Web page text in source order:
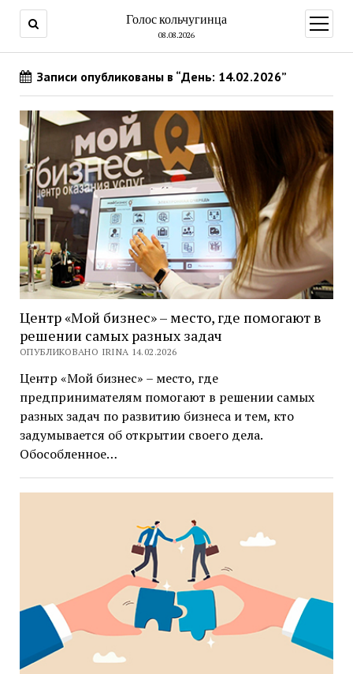
Голос кольчугинца
08.08.2026
меню
Записи опубликованы в “День: 14.02.2026”
Центр «Мой бизнес» – место, где помогают в
решении самых разных задач
ОПУБЛИКОВАНО IRINA 14.02.2026
Центр «Мой бизнес» – место, где
предпринимателям помогают в решении самых
разных задач по развитию бизнеса и тем, кто
задумывается об открытии своего дела.
Обособленное…